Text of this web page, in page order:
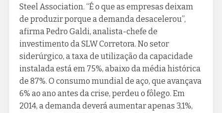
Steel Association. “É o que as empresas deixam
de produzir porque a demanda desacelerou”,
afirma Pedro Galdi, analista-chefe de
investimento da SLW Corretora. No setor
siderúrgico, a taxa de utilização da capacidade
instalada está em 75%, abaixo da média histórica
de 87%. O consumo mundial de aço, que avançava
6% ao ano antes da crise, perdeu o fôlego. Em
2014, a demanda deverá aumentar apenas 3,1%,